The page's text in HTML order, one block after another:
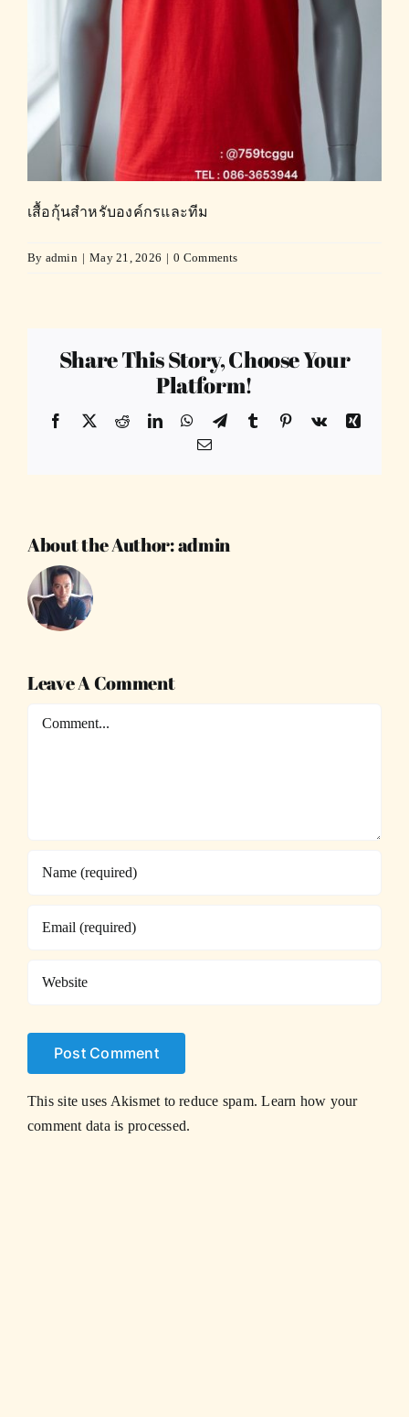
เสื้อกุ้นสำหรับองค์กรและทีม
By admin | May 21, 2026 | 0 Comments
Share This Story, Choose Your
Platform!
Facebook
X RedditLinkedInWhatsApp
TelegramTumblr Pinterest
Vk
Xing
Email
About the Author:admin
Leave A Comment
Comment
This site uses Akismet to reduce spam.Learn how your
comment data is processed.